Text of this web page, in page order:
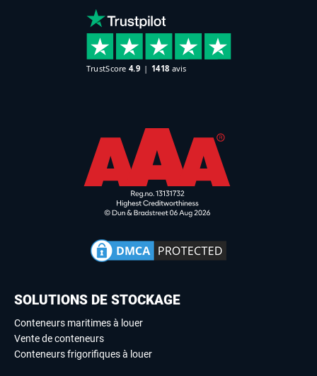
SOLUTIONS DE STOCKAGE
Conteneurs maritimes à louer
Vente de conteneurs
Conteneurs frigorifiques à louer